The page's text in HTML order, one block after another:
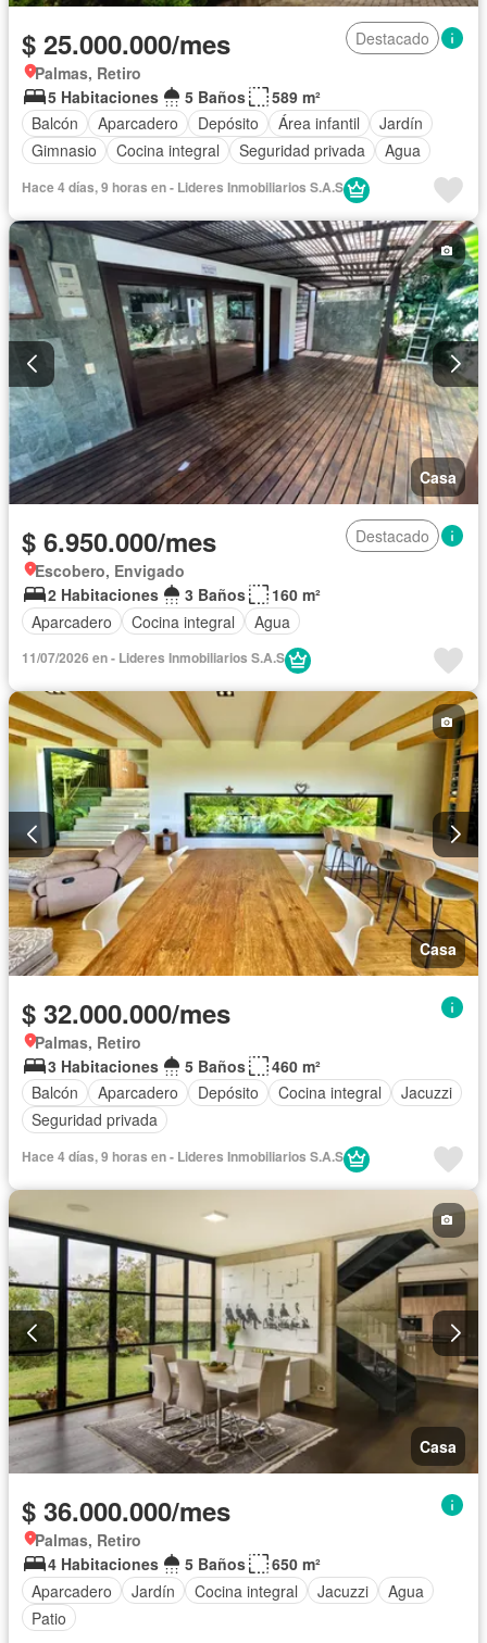
$ 25.000.000/mes
Destacado
Palmas, Retiro
5 Habitaciones
5 Baños
589 m²
Balcón
Aparcadero Depósito Área infantil
Jardín
Gimnasio
Cocina integral Seguridad privada Agua
Hace 4 días, 9 horas en - Lideres Inmobiliarios S.A.S
Casa
$ 6.950.000/mes
Destacado
Escobero, Envigado
2 Habitaciones
3 Baños
160 m²
Aparcadero
Cocina integral Agua
11/07/2026 en - Lideres Inmobiliarios S.A.S
Casa
$ 32.000.000/mes
Palmas, Retiro
3 Habitaciones
5 Baños
460 m²
Balcón
Aparcadero Depósito Cocina integral
Jacuzzi
Seguridad privada
Hace 4 días, 9 horas en - Lideres Inmobiliarios S.A.S
Casa
$ 36.000.000/mes
Palmas, Retiro
4 Habitaciones
5 Baños
650 m²
Aparcadero
Jardín Cocina integral Jacuzzi
Agua
Patio